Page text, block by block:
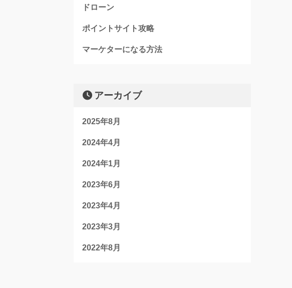
ドローン
ポイントサイト攻略
マーケターになる方法
アーカイブ
2025年8月
2024年4月
2024年1月
2023年6月
2023年4月
2023年3月
2022年8月